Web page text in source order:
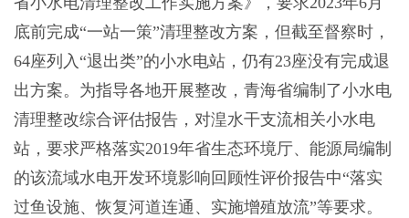
底前完成“一站一策”清理整改方案，但截至督察时，
64座列入“退出类”的小水电站，仍有23座没有完成退
出方案。为指导各地开展整改，青海省编制了小水电
清理整改综合评估报告，对湟水干支流相关小水电
站，要求严格落实2019年省生态环境厅、能源局编制
的该流域水电开发环境影响回顾性评价报告中“落实
过鱼设施、恢复河道连通、实施增殖放流”等要求。